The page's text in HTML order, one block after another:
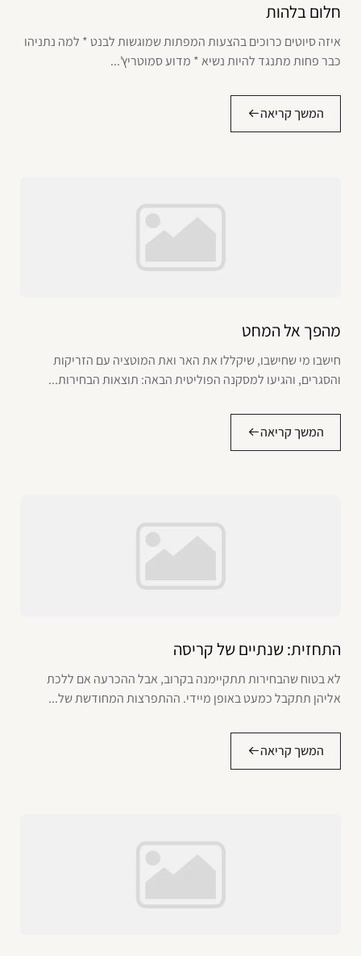
חלום בלהות
איזה סיוטים כרוכים בהצעות המפתות שמוגשות לבנט * למה נתניהו
כבר פחות מתנגד להיות נשיא * מדוע סמוטריץ'...
המשך קריאה
מהפך אל המחט
חישבו מי שחישבו, שיקללו את האר ואת המוטציה עם הזריקות
והסגרים, והגיעו למסקנה הפוליטית הבאה: תוצאות הבחירות...
המשך קריאה
התחזית: שנתיים של קריסה
לא בטוח שהבחירות תתקיימנה בקרוב, אבל ההכרעה אם ללכת
אליהן תתקבל כמעט באופן מיידי. ההתפרצות המחודשת של...
המשך קריאה